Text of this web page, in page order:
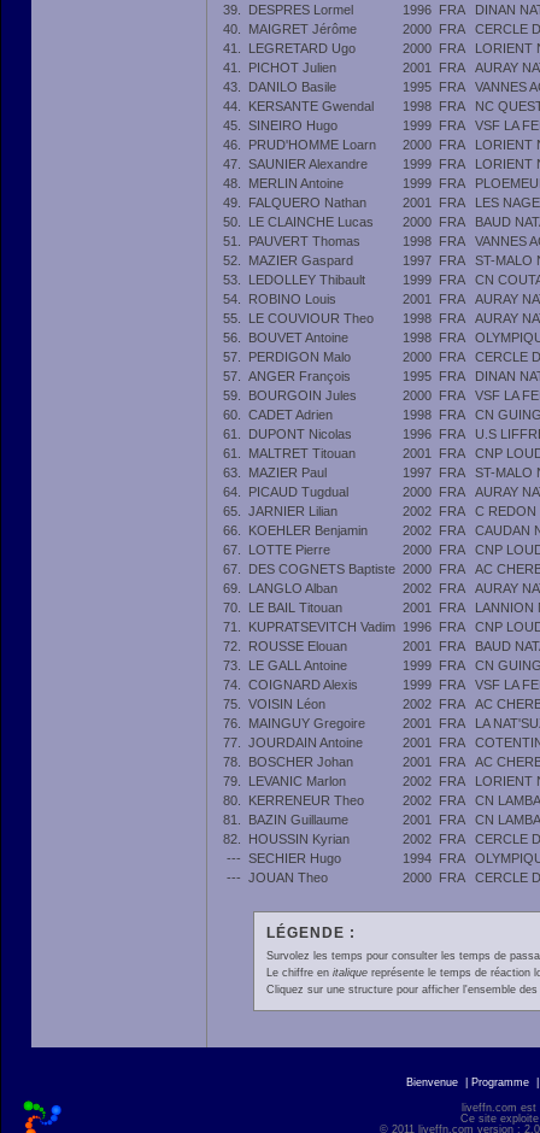
39.
DESPRES Lormel 1996 FRA
DINAN
40.
MAIGRET Jérôme 2000 FRA
CERCLE
41.
LEGRETARD Ugo 2000 FRA
LORIENT
41.
PICHOT Julien 2001 FRA
AURAY
43.
DANILO Basile 1995 FRA
VANNES
44.
KERSANTE Gwendal 1998 FRA
NC
45.
SINEIRO Hugo 1999 FRA
VSF LA
46.
PRUD'HOMME Loarn 2000 FRA
LORIENT
47.
SAUNIER Alexandre 1999 FRA
LORIENT
48.
MERLIN Antoine 1999 FRA
49.
FALQUERO Nathan 2001 FRA
LES
50.
LE CLAINCHE Lucas 2000 FRA
BAUD
51.
PAUVERT Thomas 1998 FRA
VANNES
52.
MAZIER Gaspard 1997 FRA
ST-MALO
53.
LEDOLLEY Thibault 1999 FRA
CN
54.
ROBINO Louis 2001 FRA
AURAY
55.
LE COUVIOUR Theo 1998 FRA
AURAY
56.
BOUVET Antoine 1998 FRA
57.
PERDIGON Malo 2000 FRA
CERCLE
57.
ANGER François 1995 FRA
DINAN
59.
BOURGOIN Jules 2000 FRA
VSF LA
60.
CADET Adrien 1998 FRA
CN
61.
DUPONT Nicolas 1996 FRA
U.S
61.
MALTRET Titouan 2001 FRA
CNP
63.
MAZIER Paul 1997 FRA
ST-MALO
64.
PICAUD Tugdual 2000 FRA
AURAY
65.
JARNIER Lilian 2002 FRA
C REDON
66.
KOEHLER Benjamin 2002 FRA
CAUDAN
67.
LOTTE Pierre 2000 FRA
CNP
67.
DES COGNETS Baptiste 2000 FRA
AC
69.
LANGLO Alban 2002 FRA
AURAY
70.
LE BAIL Titouan 2001 FRA
LANNION
71.
KUPRATSEVITCH Vadim 1996 FRA
CNP
72.
ROUSSE Elouan 2001 FRA
BAUD
73.
LE GALL Antoine 1999 FRA
CN
74.
COIGNARD Alexis 1999 FRA
VSF LA
75.
VOISIN Léon 2002 FRA
AC
76.
MAINGUY Gregoire 2001 FRA
LA
77.
JOURDAIN Antoine 2001 FRA
78.
BOSCHER Johan 2001 FRA
AC
79.
LEVANIC Marlon 2002 FRA
LORIENT
80.
KERRENEUR Theo 2002 FRA
CN
81.
BAZIN Guillaume 2001 FRA
CN
82.
HOUSSIN Kyrian 2002 FRA
CERCLE
--- SECHIER Hugo 1994 FRA
--- JOUAN Theo 2000 FRA CERCLE
LÉGENDE :
Survolez les temps pour consulter les temps de
Le chiffre en italiquereprésente le temps de réaction
Cliquez sur une structure pour afficher l'ensemble
Bienvenue Programme
liveffn.com est
Ce site
© 2011 liveffn.com version :